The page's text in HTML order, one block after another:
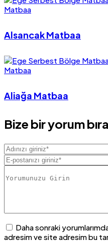
Matbaa
Alsancak Matbaa
Matbaa
Aliağa Matbaa
Bize bir yorum
Daha sonraki
adresim ve site adresim bu